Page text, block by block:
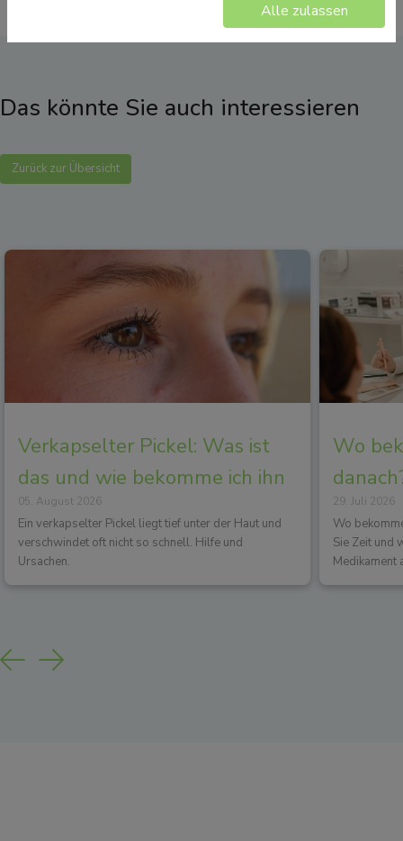
Das könnte Sie auch interessieren
Zurück zur Übersicht
Verkapselter Pickel: Was ist
das und wie bekomme ich ihn
los?
05. August 2026
Ein verkapselter Pickel liegt tief unter der Haut und
verschwindet oft nicht so schnell. Hilfe und
Ursachen.
Wo
29. Juli 2026
Wo
Sie Zeit und
Medikament
Previous
Next
Alle zulassen